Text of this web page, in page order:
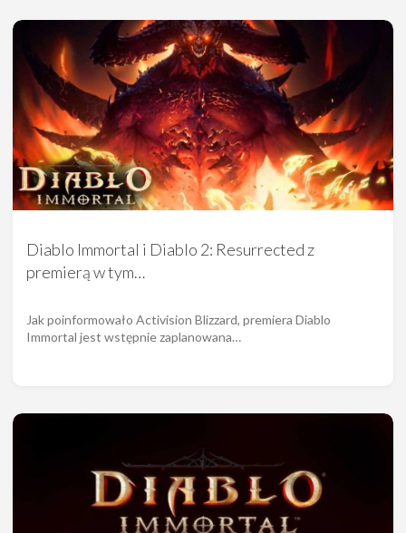
Diablo Immortal i Diablo 2: Resurrected z
premierą w tym…
Jak poinformowało Activision Blizzard, premiera Diablo
Immortal jest wstępnie zaplanowana…